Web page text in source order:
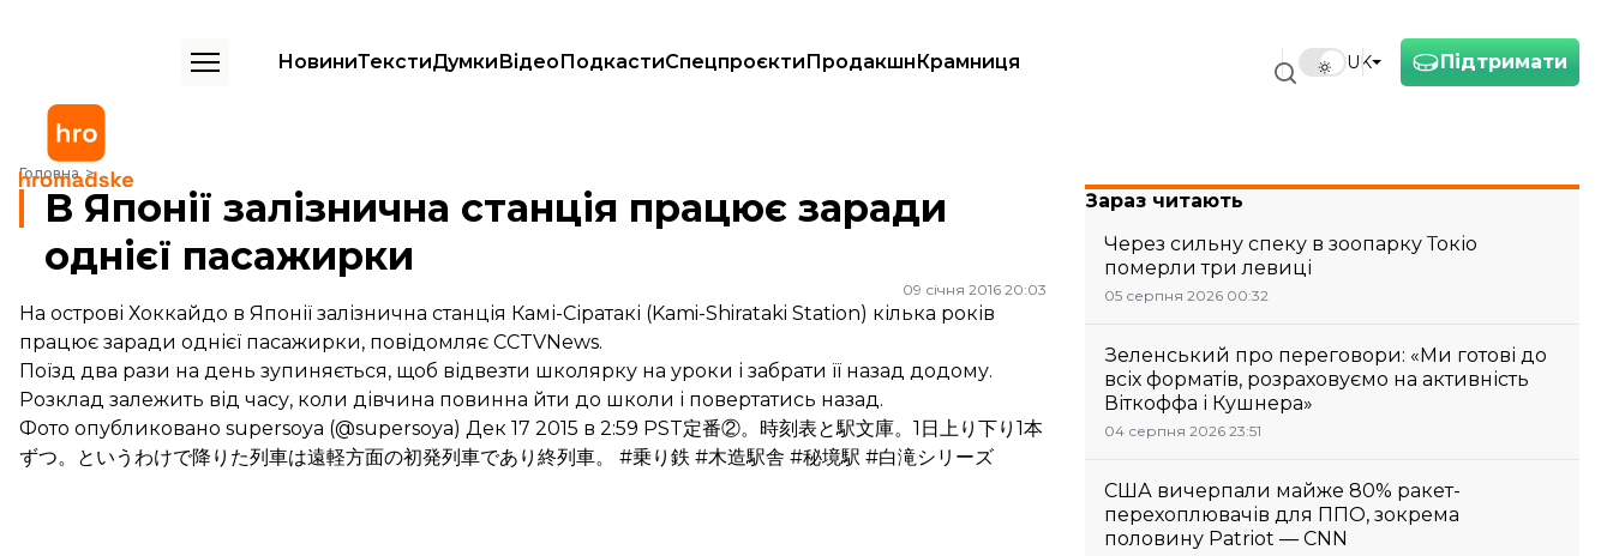
Підтримати
UK
НовиниТекстиДумкиВідеоПодкастиСпецпроєктиПродакшнКрамниця
Головна
В Японії залізнична станція працює заради однієї пасажирки
В Японії залізнична станція працює заради
однієї пасажирки
09 січня 2016 20:03
На острові Хоккайдо в Японії залізнична станція Камі-Сіратакі (Kami-Shirataki Station) кілька років
працює заради однієї пасажирки, повідомляє CCTVNews.
Поїзд два рази на день зупиняється, щоб відвезти школярку на уроки і забрати її назад додому.
Розклад залежить від часу, коли дівчина повинна йти до школи і повертатись назад.
Фото опубликовано supersoya (@supersoya) Дек 17 2015 в 2:59 PST定番②。時刻表と駅文庫。1日上り下り1本
ずつ。というわけで降りた列車は遠軽方面の初発列車であり終列車。 #乗り鉄 #木造駅舎 #秘境駅 #白滝シリーズ
Зараз читають
Через сильну спеку в зоопарку Токіо
померли три левиці
05 серпня 2026 00:32
Зеленський про переговори: «Ми готові до
всіх форматів, розраховуємо на активність
Віткоффа і Кушнера»
04 серпня 2026 23:51
США вичерпали майже 80% ракет-
перехоплювачів для ППО, зокрема
половину Patriot — CNN